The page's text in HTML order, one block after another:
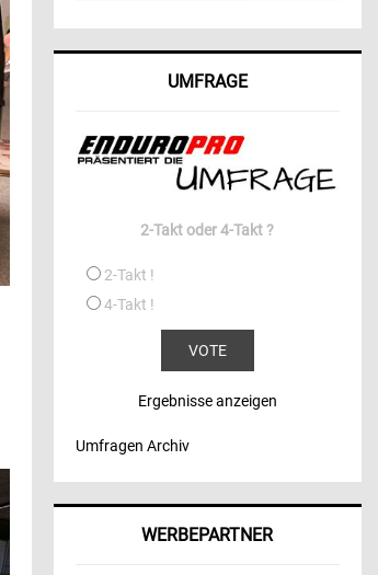
UMFRAGE
2-Takt oder 4-Takt ?
2-Takt !
4-Takt !
Ergebnisse anzeigen
Umfragen Archiv
WERBEPARTNER